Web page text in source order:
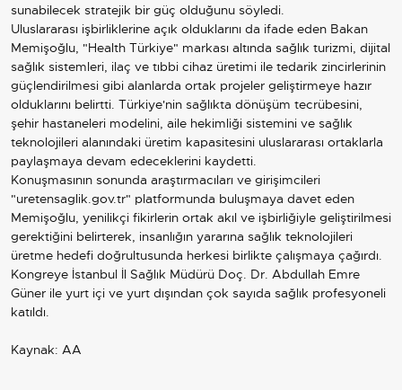
sunabilecek stratejik bir güç olduğunu söyledi.
Uluslararası işbirliklerine açık olduklarını da ifade eden Bakan
Memişoğlu, "Health Türkiye" markası altında sağlık turizmi, dijital
sağlık sistemleri, ilaç ve tıbbi cihaz üretimi ile tedarik zincirlerinin
güçlendirilmesi gibi alanlarda ortak projeler geliştirmeye hazır
olduklarını belirtti. Türkiye'nin sağlıkta dönüşüm tecrübesini,
şehir hastaneleri modelini, aile hekimliği sistemini ve sağlık
teknolojileri alanındaki üretim kapasitesini uluslararası ortaklarla
paylaşmaya devam edeceklerini kaydetti.
Konuşmasının sonunda araştırmacıları ve girişimcileri
"uretensaglik.gov.tr" platformunda buluşmaya davet eden
Memişoğlu, yenilikçi fikirlerin ortak akıl ve işbirliğiyle geliştirilmesi
gerektiğini belirterek, insanlığın yararına sağlık teknolojileri
üretme hedefi doğrultusunda herkesi birlikte çalışmaya çağırdı.
Kongreye İstanbul İl Sağlık Müdürü Doç. Dr. Abdullah Emre
Güner ile yurt içi ve yurt dışından çok sayıda sağlık profesyoneli
katıldı.
Kaynak: AA